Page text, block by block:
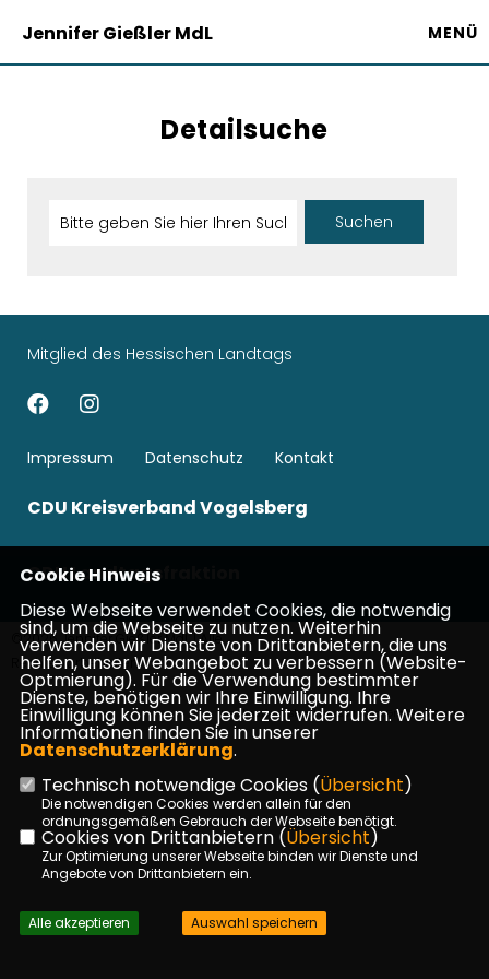
Jennifer Gießler MdL MENÜ
Detailsuche
Mitglied des Hessischen Landtags
Impressum Datenschutz Kontakt
CDU Kreisverband Vogelsberg
CDU Landtagsfraktion
©2026 Jennifer Gießler MdL | Alle
Rechte vorbehalten.
Realisation: Sharkness Media GmbH & Co. KG
Cookie Hinweis
Diese Webseite verwendet Cookies, die notwendig
sind, um die Webseite zu nutzen. Weiterhin
verwenden wir Dienste von Drittanbietern, die uns
helfen, unser Webangebot zu verbessern (Website-
Optmierung). Für die Verwendung bestimmter
Dienste, benötigen wir Ihre Einwilligung. Ihre
Einwilligung können Sie jederzeit widerrufen. Weitere
Informationen finden Sie in unserer
Datenschutzerklärung.
Technisch notwendige Cookies (Übersicht)
Die notwendigen Cookies werden allein für den
ordnungsgemäßen Gebrauch der Webseite benötigt.
Cookies von Drittanbietern (Übersicht)
Zur Optimierung unserer Webseite binden wir Dienste und
Angebote von Drittanbietern ein.
Alle akzeptieren Auswahl speichern